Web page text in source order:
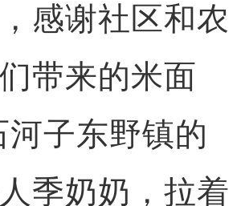
感谢社区和农
带来的米面
河子东野镇的
季奶奶，拉着